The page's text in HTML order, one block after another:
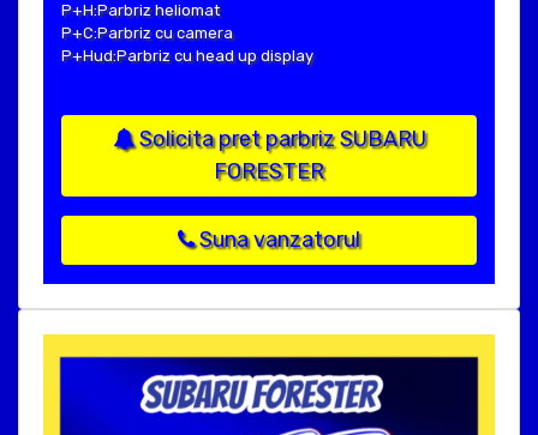
P+H:Parbriz heliomat
P+C:Parbriz cu camera
P+Hud:Parbriz cu head up display
Solicita pret parbriz SUBARU
FORESTER
Suna vanzatorul